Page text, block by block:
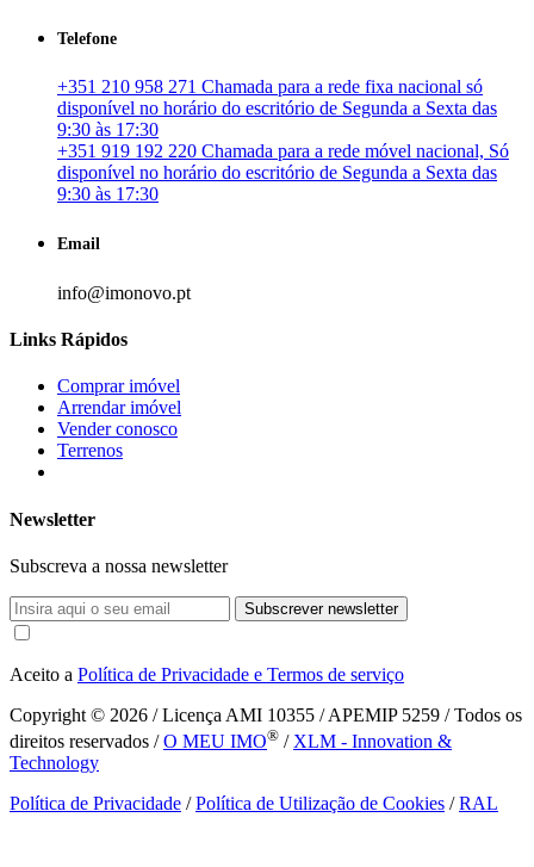
Telefone
+351 210 958 271 Chamada para a rede fixa nacional só
disponível no horário do escritório de Segunda a Sexta das
9:30 às 17:30
+351 919 192 220 Chamada para a rede móvel nacional, Só
disponível no horário do escritório de Segunda a Sexta das
9:30 às 17:30
Email
info@imonovo.pt
Links Rápidos
Comprar imóvel
Arrendar imóvel
Vender conosco
Terrenos
Newsletter
Subscreva a nossa newsletter
Subscrever newsletter
Aceito a Política de Privacidade e Termos de serviço
Copyright © 2026 / Licença AMI 10355 / APEMIP 5259 / Todos os
direitos reservados /O MEU IMO® / XLM - Innovation &
Technology
Política de Privacidade /Política de Utilização de Cookies /RAL